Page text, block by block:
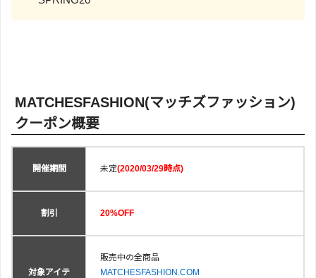
MATCHESFASHION(マッチズファッション)
クーポン概要
開催期間 未定(2020/03/29時点)
割引 20%OFF
対象アイテ
販売中の全商品
MATCHESFASHION.COM